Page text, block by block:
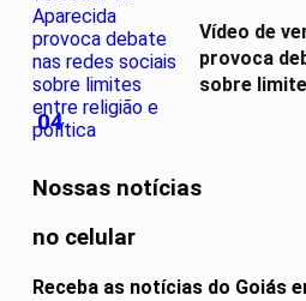
04
Vídeo de
provoca
sobre
Nossas notícias
no celular
Receba as notícias do Goiás